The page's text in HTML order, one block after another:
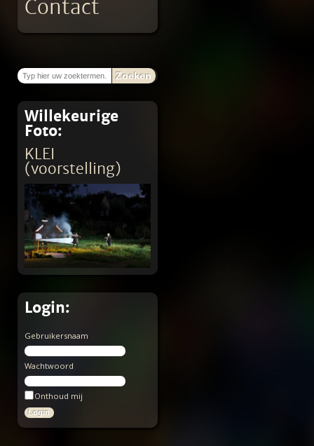
Contact
Zoeken
Willekeurige
Foto:
KLEI
(voorstelling)
Login:
Gebruikersnaam
Wachtwoord
Onthoud mij